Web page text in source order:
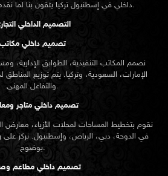
داخلي في إسطنبولتركيا يثقون بنا لما نقدمه من خدمات متكاملة.
التصميم الداخلي
تصميم داخلي مكاتب
نصمم المكاتب التنفيذية، الطوابق الإدارية،
الإمارات، السعودية، وتركيا. يتم توزيع
والتفاعل المهني.
تصميم داخلي متاجر
نقوم بتخطيط المساحات لمحلات الأزياء، معارض
في الدوحة، دبي، الرياض، وإسطنبول. نركز على
بوضوح.
تصميم داخلي مطاعم